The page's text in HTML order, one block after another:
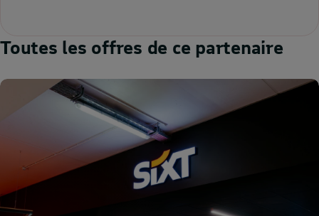
Toutes les offres de ce partenaire